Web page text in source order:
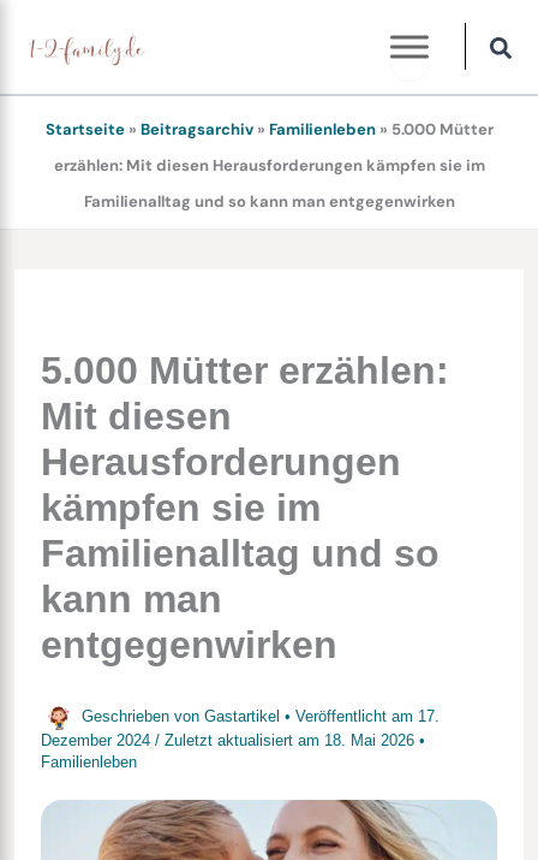
Inhalt
springen
Startseite» Beitragsarchiv» Familienleben» 5.000 Mütter
erzählen: Mit diesen Herausforderungen kämpfen sie im
Familienalltag und so kann man entgegenwirken
5.000 Mütter erzählen:
Mit diesen
Herausforderungen
kämpfen sie im
Familienalltag und so
kann man
entgegenwirken
Geschrieben von Gastartikel • Veröffentlicht am 17.
Dezember 2024 / Zuletzt aktualisiert am 18. Mai 2026•
Familienleben